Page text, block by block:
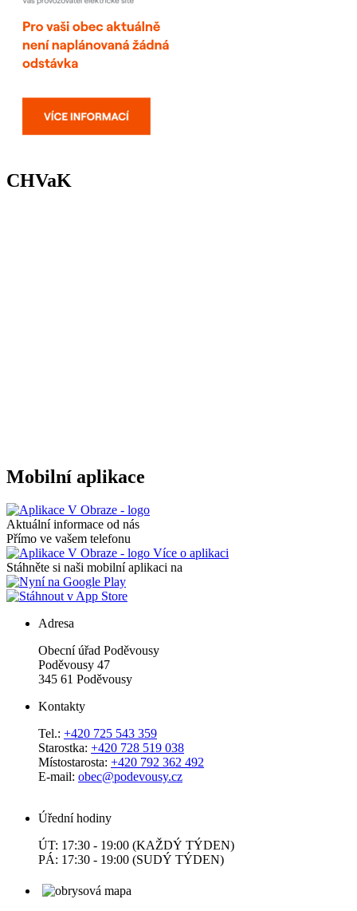
CHVaK
Mobilní aplikace
Aktuální informace od nás
Přímo ve vašem telefonu
Více o aplikaci
Stáhněte si naši mobilní aplikaci na
Adresa
Obecní úřad Poděvousy
Poděvousy 47
345 61 Poděvousy
Kontakty
Tel.: +420 725 543 359
Starostka: +420 728 519 038
Místostarosta: +420 792 362 492
E-mail: obec@podevousy.cz
Úřední hodiny
ÚT: 17:30 - 19:00 (KAŽDÝ TÝDEN)
PÁ: 17:30 - 19:00 (SUDÝ TÝDEN)